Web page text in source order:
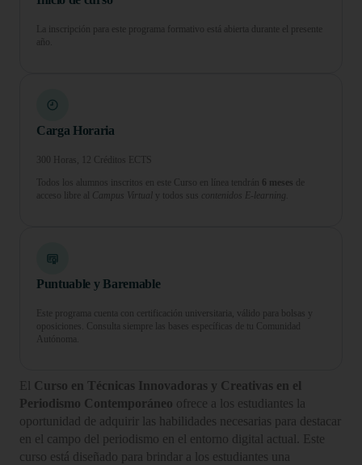
La inscripción para este programa formativo está abierta durante el presente
año.
Carga Horaria
300 Horas, 12 Créditos ECTS
Todos los alumnos inscritos en este Curso en línea tendrán 6 meses de
acceso libre al Campus Virtual y todos sus contenidos E-learning.
Puntuable y Baremable
Este programa cuenta con certificación universitaria, válido para bolsas y
oposiciones. Consulta siempre las bases específicas de tu Comunidad
Autónoma.
El Curso en Técnicas Innovadoras y Creativas en el
Periodismo Contemporáneo ofrece a los estudiantes la
oportunidad de adquirir las habilidades necesarias para destacar
en el campo del periodismo en el entorno digital actual. Este
curso está diseñado para brindar a los estudiantes una